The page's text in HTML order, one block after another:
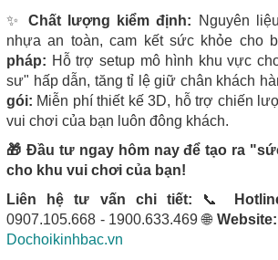
✨ Chất lượng kiểm định: Nguyên
nhựa an toàn, cam kết sức khỏe cho
pháp: Hỗ trợ setup mô hình khu vực
sư" hấp dẫn, tăng tỉ lệ giữ chân khách
gói: Miễn phí thiết kế 3D, hỗ trợ chiến
vui chơi của bạn luôn đông khách.
🎁 Đầu tư ngay hôm nay để tạo ra
cho khu vui chơi của bạn!
Liên hệ tư vấn chi tiết: 📞
0907.105.668 - 1900.633.469 🌐 Website:
Dochoikinhbac.vn